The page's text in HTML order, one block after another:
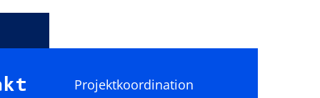
Projektkoordination